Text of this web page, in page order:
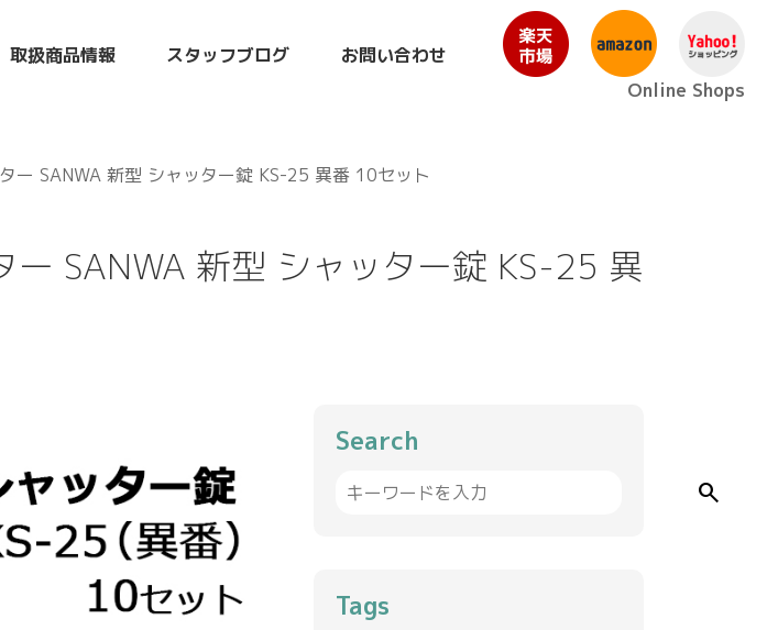
取扱商品情報 スタッフブログ
お問い合わせ
Online Shops
SANWA 新型 シャッター錠 KS-25 異番 10セット
ー SANWA 新型 シャッター錠 KS-25 異
Search
search
Tags